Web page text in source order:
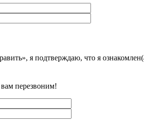
я подтверждаю, что я
перезвоним!